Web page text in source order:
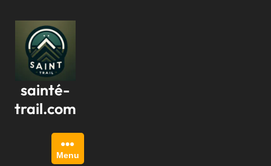
contenu
sainté-
trail.com
Menu